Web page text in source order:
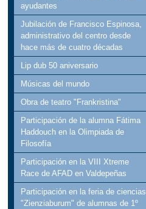
ayudantes
Jubilación de Francisco Espinosa,
administrativo del centro desde
hace más de cuatro décadas
Lip dub 50 aniversario
Músicas del mundo
Obra de teatro "Frankristina"
Participación de la alumna Fátima
Haddouch en la Olimpiada de
Filosofía
Participación en la VIII Xtreme
Race de AFAD en Valdepeñas
Participación en la feria de ciencias
"Zienziaburum" de alumnas de 1º